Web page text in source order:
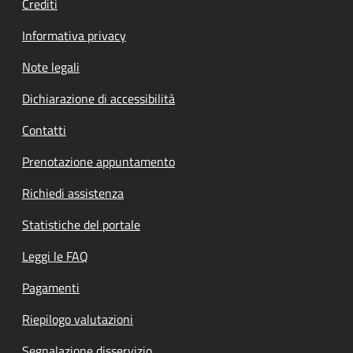
Informativa privacy
Note legali
Dichiarazione di accessibilità
Contatti
Prenotazione appuntamento
Richiedi assistenza
Statistiche del portale
Leggi le FAQ
Pagamenti
Riepilogo valutazioni